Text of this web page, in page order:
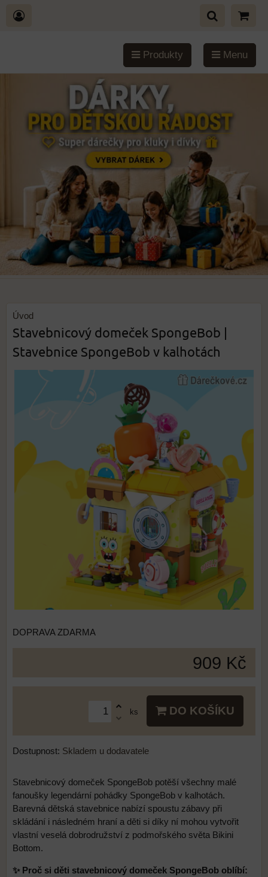
Produkty Menu
Úvod
Stavebnicový domeček SpongeBob |
Stavebnice SpongeBob v kalhotách
DOPRAVA ZDARMA
909 Kč
ks DO KOŠÍKU
Dostupnost: Skladem u dodavatele
Stavebnicový domeček SpongeBob potěší všechny malé
fanoušky legendární pohádky SpongeBob v kalhotách.
Barevná dětská stavebnice nabízí spoustu zábavy při
skládání i následném hraní a děti si díky ní mohou vytvořit
vlastní veselá dobrodružství z podmořského světa Bikini
Bottom.
✨ Proč si děti stavebnicový domeček SpongeBob oblíbí: